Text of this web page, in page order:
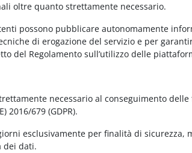
oltre quanto strettamente necessario.
possono pubblicare autonomamente
di erogazione del servizio e per
Regolamento sull’utilizzo delle
necessario al conseguimento
2016/679 (GDPR).
esclusivamente per finalità di
dei dati.